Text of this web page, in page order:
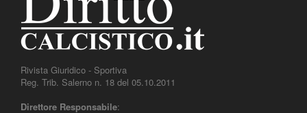
Rivista Giuridico - Sportiva
Reg. Trib. Salerno n. 18 del 05.10.2011
Direttore Responsabile: